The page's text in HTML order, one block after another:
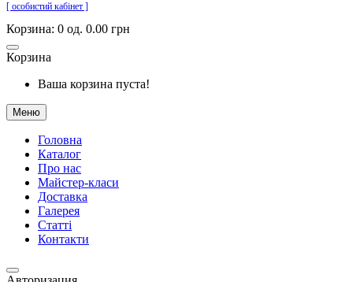
[ особистий кабінет ]
Корзина: 0 од. 0.00 грн
Корзина
Ваша корзина пуста!
Меню
Головна
Каталог
Про нас
Майстер-класи
Доставка
Галерея
Статтi
Контакти